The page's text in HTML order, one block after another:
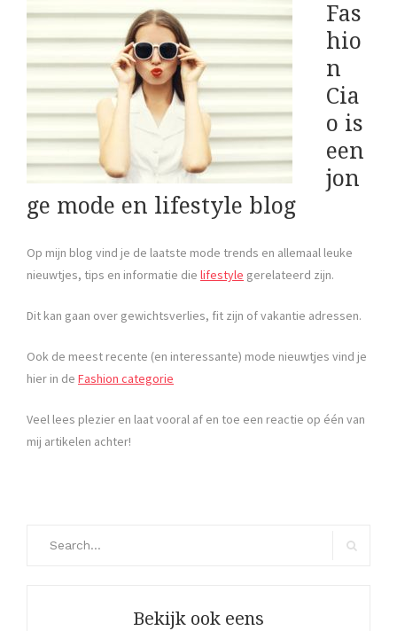
Fas
hio
n
Cia
o is
een
jon
ge mode en lifestyle blog
Op mijn blog vind je de laatste mode trends en allemaal leuke
nieuwtjes, tips en informatie die lifestyle gerelateerd zijn.
Dit kan gaan over gewichtsverlies, fit zijn of vakantie adressen.
Ook de meest recente (en interessante) mode nieuwtjes vind je
hier in de Fashion categorie
Veel lees plezier en laat vooral af en toe een reactie op één van
mij artikelen achter!
Bekijk ook eens